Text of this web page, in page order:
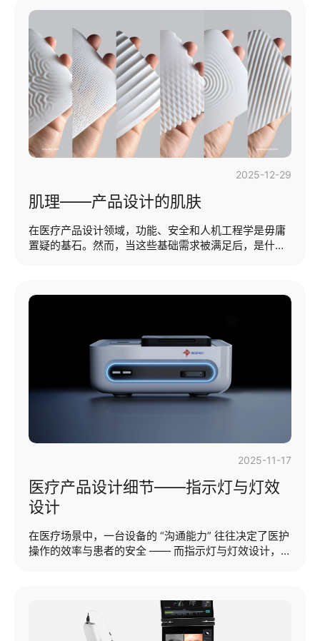
细节之一：分模线。虽然这听起来似乎只是一个微不足
道的制造技术细节，但分模线的位置却是一个战略决
策，它直接影响着最终产品的感知质量，甚至能将一个
高端概念变成令人失望的现实。本期提纲：·分模线的定
义及作用·分模线的种类与区分·如何优化分模线位置（分
模线的定义及作用）产品分模线（又称分···...
2025-12-29
肌理——产品设计的肌肤
在医疗产品设计领域，功能、安全和人机工程学是毋庸
置疑的基石。然而，当这些基础需求被满足后，是什么
在许多人的传统认知中，肌理或许只是外观的“装饰”。
谨的科学，更是一种充满温度的设计哲学。它远不止于
视觉，是功能、情感与品牌三位一体的精妙融合。 本期
提纲：·肌理设计的概念及主要功能·产品肌理设计方法
（肌理设计的概念及主要功能）产品···...
2025-11-17
医疗产品设计细节——指示灯与灯效
设计
在医疗场景中，一台设备的 “沟通能力” 往往决定了医护
操作的效率与患者的安全 —— 而指示灯与灯效设计，正
馈、风险预警、操作引导” 三大核心使命，每一处亮
度、颜色、闪烁频率的细节，都与临床安全息息相关。